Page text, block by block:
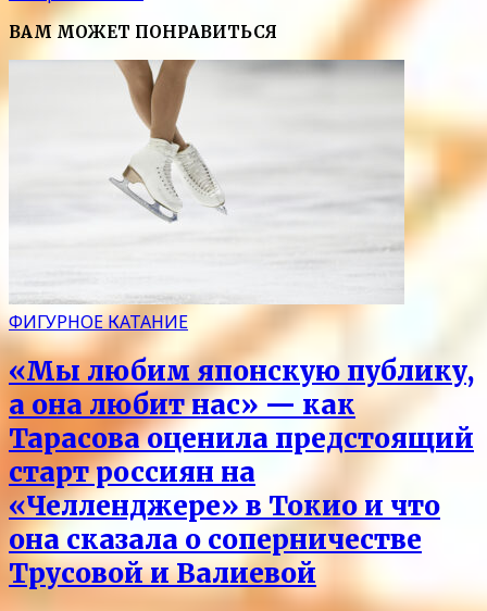
ВАМ МОЖЕТ ПОНРАВИТЬСЯ
ФИГУРНОЕ КАТАНИЕ
«Мы любим японскую публику,
а она любит нас» — как
Тарасова оценила предстоящий
старт россиян на
«Челленджере» в Токио и что
она сказала о соперничестве
Трусовой и Валиевой